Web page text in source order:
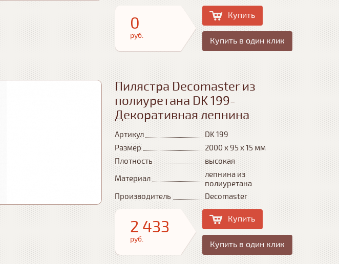
0
руб.
Купить
Купить в один клик
Пилястра Decomaster из
полиуретана DK 199-
Декоративная лепнина
Артикул
DK 199
Размер
2000 х 95 х 15 мм
Плотность
высокая
Материал
лепнина из
полиуретана
Производитель
Decomaster
2 433
руб.
Купить
Купить в один клик